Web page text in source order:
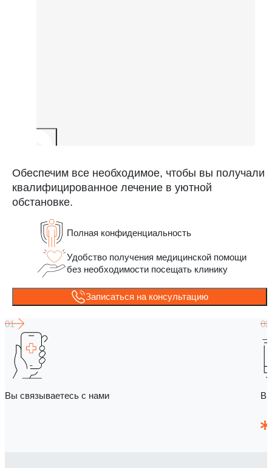
Обеспечим все необходимое, чтобы вы получали
квалифицированное лечение в уютной
обстановке.
Полная конфиденциальность
Удобство получения медицинской помощи
без необходимости посещать клинику
Записаться на консультацию
Вы связываетесь с нами